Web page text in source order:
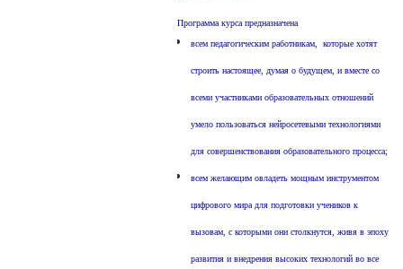
Программа курса предназначена
всем педагогическим работникам, которые хотят
строить настоящее, думая о будущем, и вместе со
всеми участниками образовательных отношений
умело пользоваться нейросетевыми технологиями
для совершенствования образовательного процесса;
всем желающим овладеть мощным инструментом
цифрового мира для подготовки учеников к
вызовам, с которыми они столкнутся, живя в эпоху
развития и внедрения высоких технологий во все